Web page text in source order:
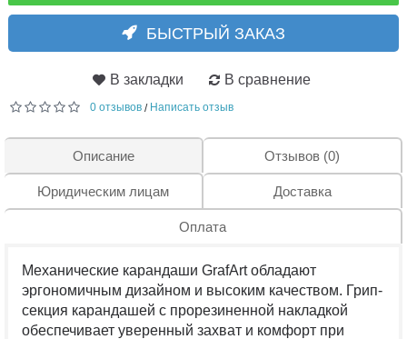
БЫСТРЫЙ ЗАКАЗ
В закладки В сравнение
0 отзывов / Написать отзыв
Описание Отзывов (0)
Юридическим лицам Доставка
Оплата
Механические карандаши GrafArt обладают
эргономичным дизайном и высоким качеством. Грип-
секция карандашей с прорезиненной накладкой
обеспечивает уверенный захват и комфорт при